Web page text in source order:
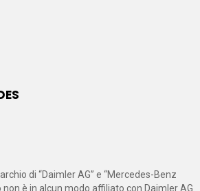
di “Daimler AG” e “Mercedes-Benz
non è in alcun modo affiliato con Daimler AG